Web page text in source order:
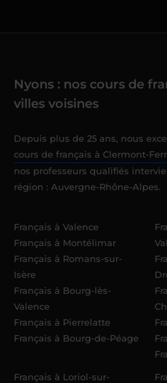
Nyons : nos cours de
villes voisines
Depuis plus de 25 ans, nous
cours de français à Clermont-
nos professeurs qualifiés
région : Auvergne-Rhône-Alpes.
Français à Valence
Français à Montélimar
Français à Romans-sur-
Isère
Français à Bourg-lès-
Valence
Français à Pierrelatte
Français à Bourg-de-Péage
Français à Loriol-sur-